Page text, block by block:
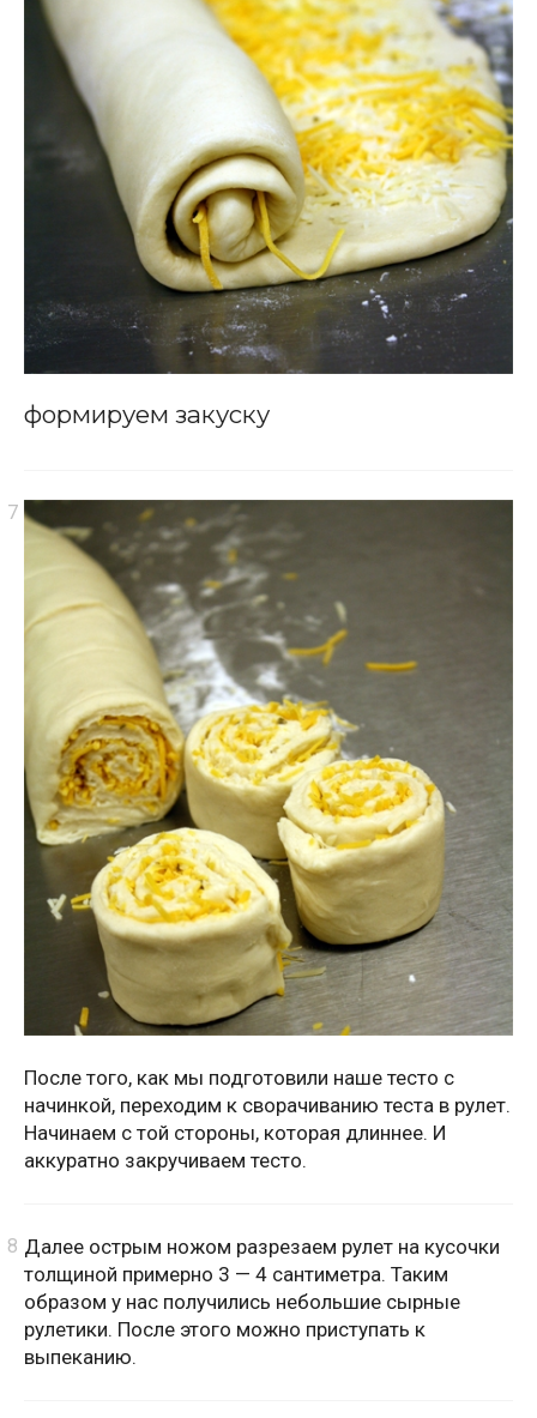
формируем закуску
После того, как мы подготовили наше тесто с
начинкой, переходим к сворачиванию теста в рулет.
Начинаем с той стороны, которая длиннее. И
аккуратно закручиваем тесто.
Далее острым ножом разрезаем рулет на кусочки
толщиной примерно 3 — 4 сантиметра. Таким
образом у нас получились небольшие сырные
рулетики. После этого можно приступать к
выпеканию.